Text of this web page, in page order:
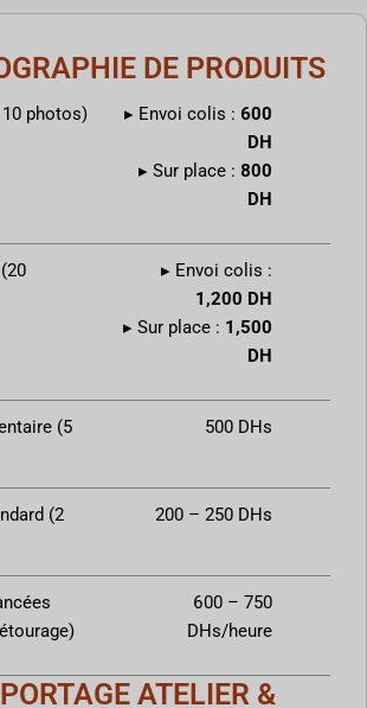
DE PRODUITS
photos) ▸ Envoi colis :600
DH
▸ Sur place :800
DH
▸ Envoi colis :
1,200 DH
▸ Sur place : 1,500
DH
(5
500 DHs
(2
200 – 250 DHs
600 – 750
DHs/heure
ATELIER &